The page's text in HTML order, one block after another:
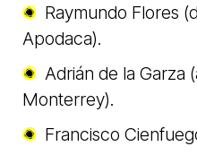
Raymundo Flores
Apodaca).
Adrián de la Garza
Monterrey).
Francisco